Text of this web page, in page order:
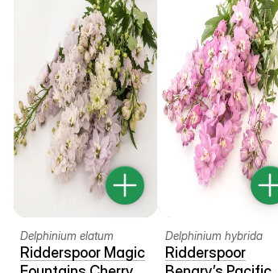
Delphinium elatum
Ridderspoor Magic
Delphinium hybrida
Ridderspoor